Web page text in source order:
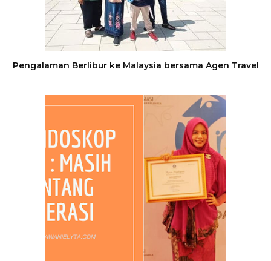
Pengalaman Berlibur ke Malaysia bersama Agen Travel